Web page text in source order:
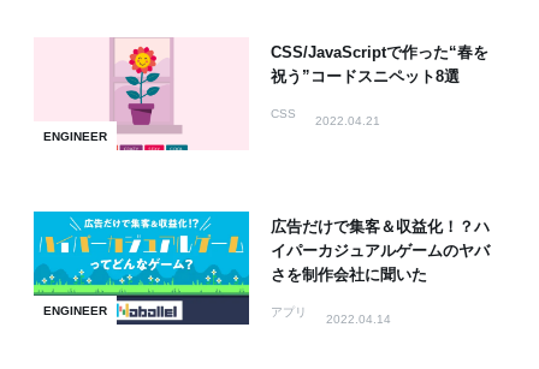
ENGINEER
CSS/JavaScriptで作った“春を
祝う”コードスニペット8選
CSS
2022.04.21
ENGINEER
広告だけで集客＆収益化！？ハ
イパーカジュアルゲームのヤバ
さを制作会社に聞いた
アプリ
2022.04.14